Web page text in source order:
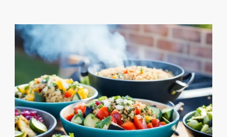
saudáveis e práticas,
além de dicas exclusivas
que vão facilitar sua
vida na cozinha. 🍰🥗
Quer aprender a fazer
um almoço delicioso,
um jantar especial ou